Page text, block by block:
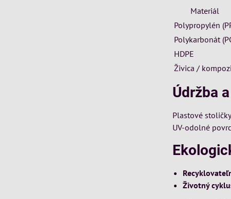
Materiál
Polypropylén
Polykarbonát
HDPE
Živica /
Údržba
Plastové
UV-odolné
Životný